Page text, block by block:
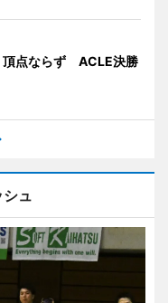
頂点ならず ACLE決勝
ュ